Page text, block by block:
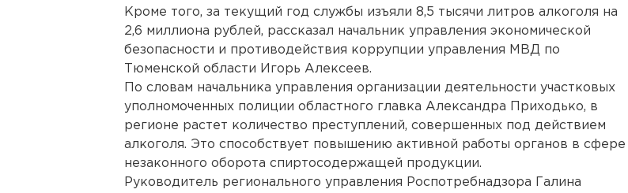
Кроме того, за текущий год службы изъяли 8,5 тысячи литров алкоголя на
2,6 миллиона рублей, рассказал начальник управления экономической
безопасности и противодействия коррупции управления МВД по
Тюменской области Игорь Алексеев.
По словам начальника управления организации деятельности участковых
уполномоченных полиции областного главка Александра Приходько, в
регионе растет количество преступлений, совершенных под действием
алкоголя. Это способствует повышению активной работы органов в сфере
незаконного оборота спиртосодержащей продукции.
Руководитель регионального управления Роспотребнадзора Галина